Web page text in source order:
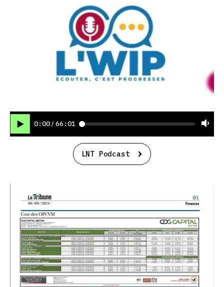
0:00 / 66:01
LNT Podcast